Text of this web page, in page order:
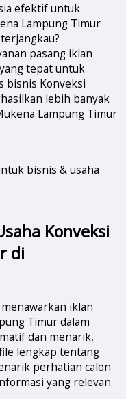
efektif untuk
Lampung Timur
pasang iklan
tepat untuk
bisnis Konveksi
lebih banyak
Lampung Timur
Konveksi
di
menawarkan iklan
Timur dalam
dan menarik,
lengkap tentang
perhatian calon
yang relevan.